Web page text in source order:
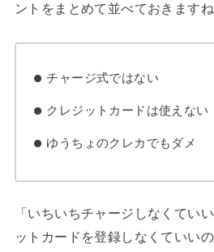
ントをまとめて並べておきますね
チャージ式ではない
クレジットカードは使えない
ゆうちょのクレカでもダメ
「いちいちチャージしなくてい
ットカードを登録しなくていい